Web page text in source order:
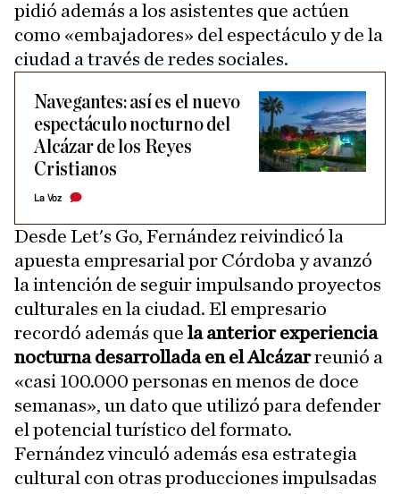
pidió además a los asistentes que actúen
como «embajadores» del espectáculo y de la
ciudad a través de redes sociales.
Navegantes: así es el nuevo
espectáculo nocturno del
Alcázar de los Reyes
Cristianos
La Voz
Desde Let's Go, Fernández reivindicó la
apuesta empresarial por Córdoba y avanzó
la intención de seguir impulsando proyectos
culturales en la ciudad. El empresario
recordó además que la anterior experiencia
nocturna desarrollada en el Alcázarreunió a
«casi 100.000 personas en menos de doce
semanas», un dato que utilizó para defender
el potencial turístico del formato.
Fernández vinculó además esa estrategia
cultural con otras producciones impulsadas